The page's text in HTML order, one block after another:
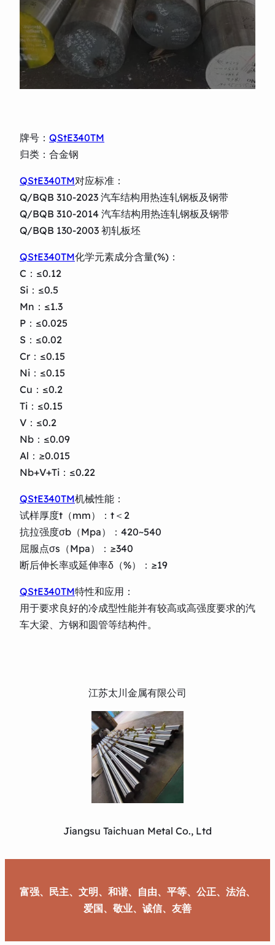
牌号： QStE340TM
归类：合金钢
QStE340TM对应标准：
Q/BQB 310-2023 汽车结构用热连轧钢板及钢带
Q/BQB 310-2014 汽车结构用热连轧钢板及钢带
Q/BQB 130-2003 初轧板坯
QStE340TM化学元素成分含量(%)：
C：≤0.12
Si：≤0.5
Mn：≤1.3
P：≤0.025
S：≤0.02
Cr：≤0.15
Ni：≤0.15
Cu：≤0.2
Ti：≤0.15
V：≤0.2
Nb：≤0.09
Al：≥0.015
Nb+V+Ti：≤0.22
QStE340TM机械性能：
试样厚度t（mm）：t＜2
抗拉强度σb（Mpa）：420~540
屈服点σs（Mpa）：≥340
断后伸长率或延伸率δ（%）：≥19
QStE340TM特性和应用：
用于要求良好的冷成型性能并有较高或高强度要求的汽
车大梁、方钢和圆管等结构件。
江苏太川金属有限公司
Jiangsu Taichuan Metal Co., Ltd
富强、民主、文明、和谐、自由、平等、公正、法治、
爱国、敬业、诚信、友善